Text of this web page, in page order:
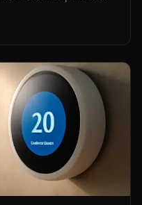
ce trebuie să știi